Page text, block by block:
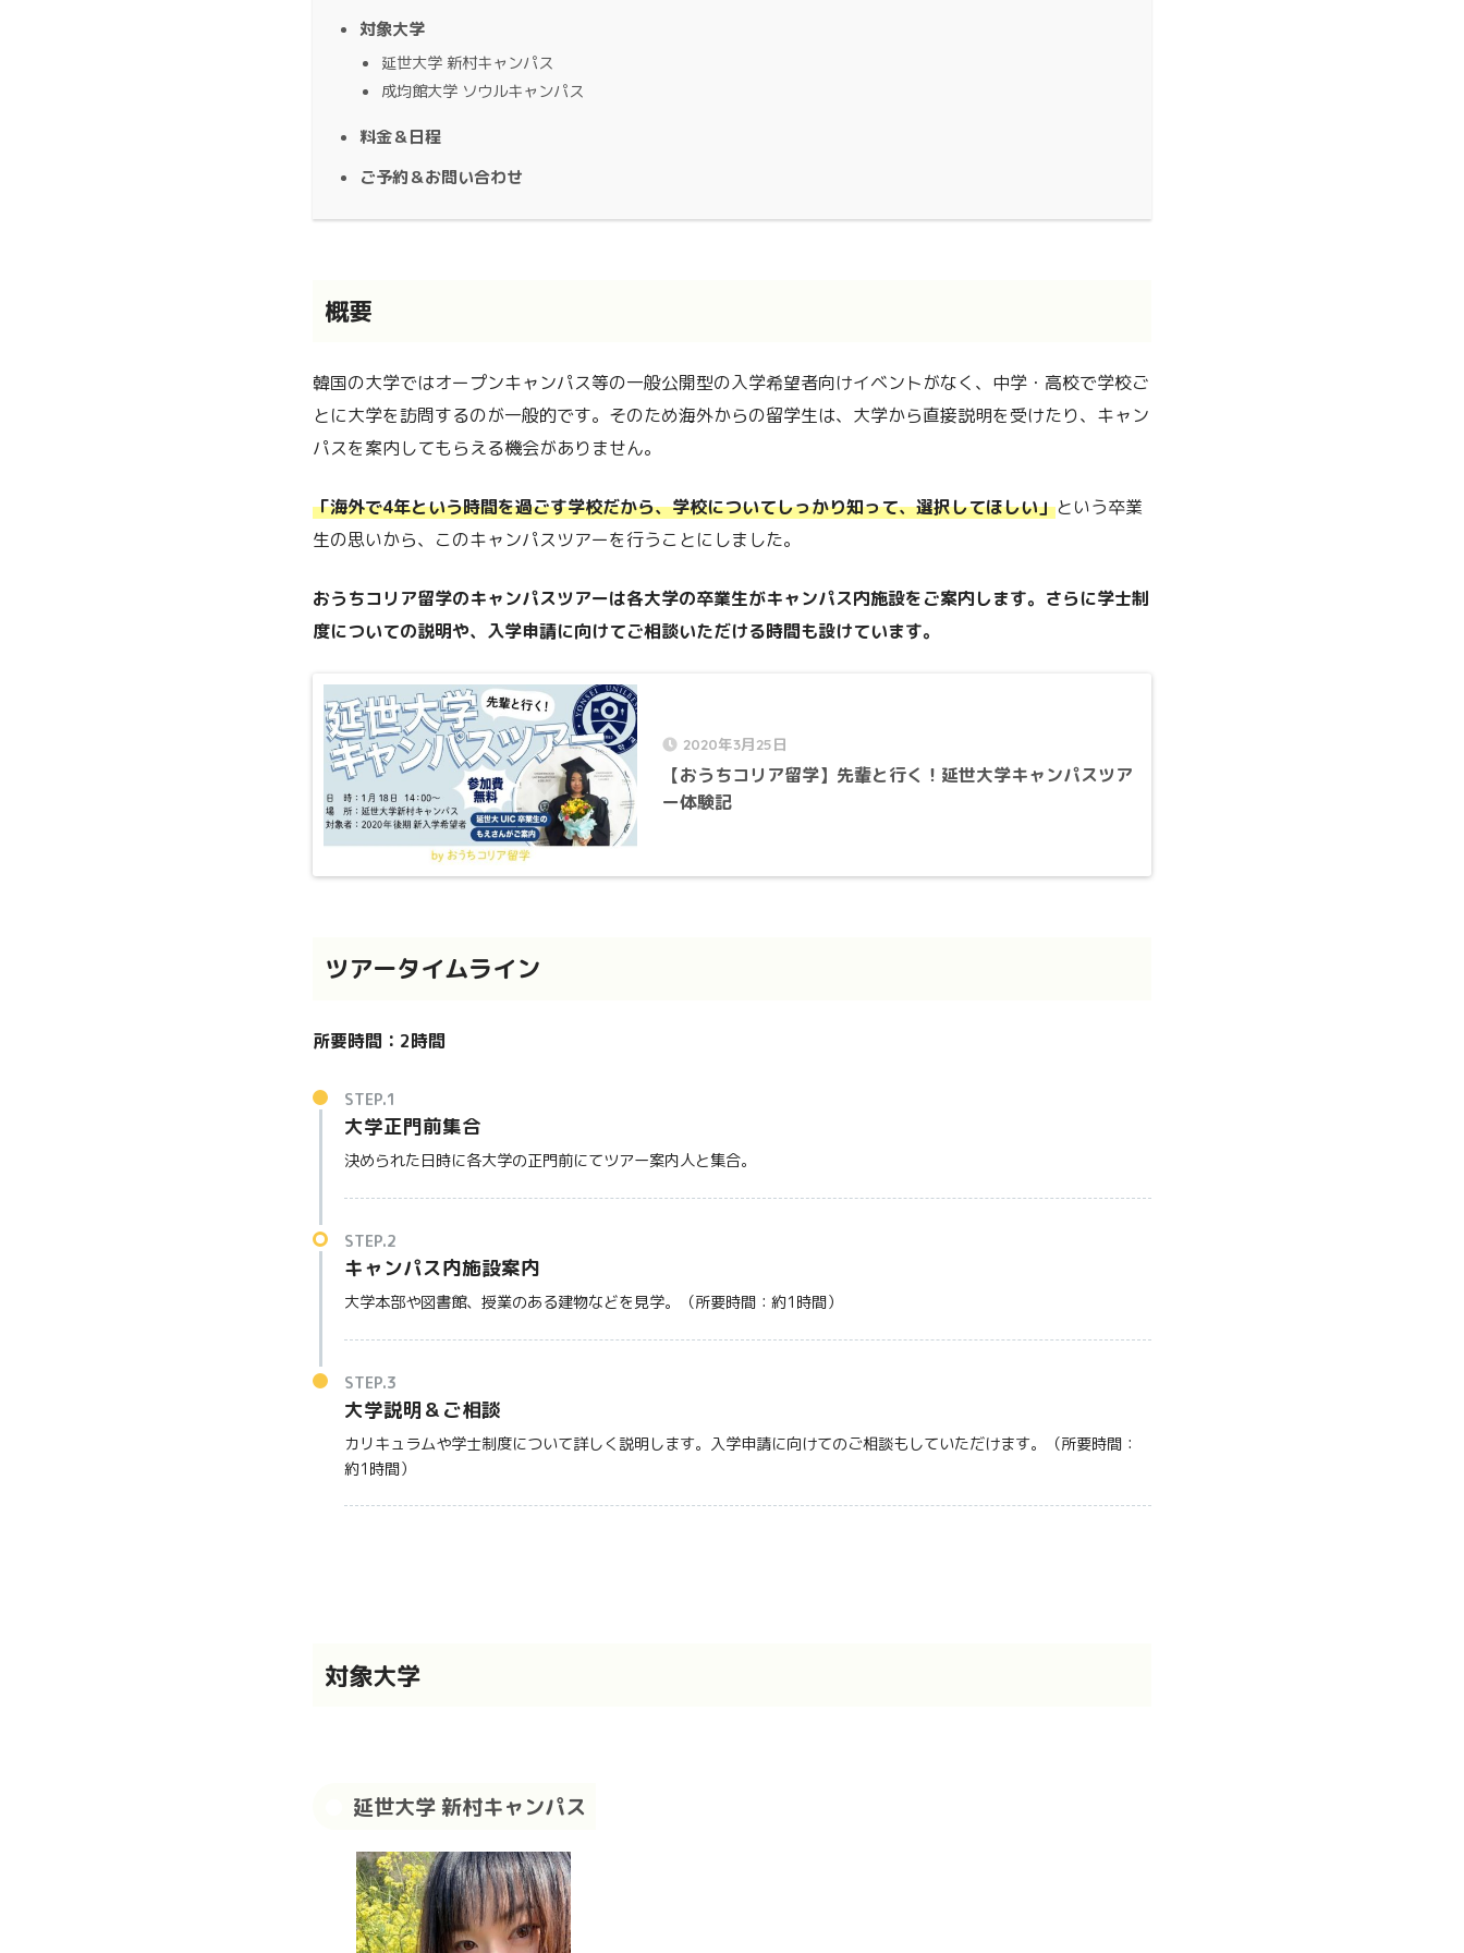
対象大学
延世大学 新村キャンパス
成均館大学 ソウルキャンパス
料金＆日程
ご予約＆お問い合わせ
概要
韓国の大学ではオープンキャンパス等の一般公開型の入学希望者向けイベントがなく、中学・高校で学校ご
とに大学を訪問するのが一般的です。そのため海外からの留学生は、大学から直接説明を受けたり、キャン
パスを案内してもらえる機会がありません。
「海外で4年という時間を過ごす学校だから、学校についてしっかり知って、選択してほしい」という卒業
生の思いから、このキャンパスツアーを行うことにしました。
おうちコリア留学のキャンパスツアーは各大学の卒業生がキャンパス内施設をご案内します。さらに学士制
度についての説明や、入学申請に向けてご相談いただける時間も設けています。
2020年3月25日
【おうちコリア留学】先輩と行く！延世大学キャンパスツア
ー体験記
ツアータイムライン
所要時間：2時間
STEP.1
大学正門前集合
決められた日時に各大学の正門前にてツアー案内人と集合。
STEP.2
キャンパス内施設案内
大学本部や図書館、授業のある建物などを見学。（所要時間：約1時間）
STEP.3
大学説明＆ご相談
カリキュラムや学士制度について詳しく説明します。入学申請に向けてのご相談もしていただけます。（所要時間：
約1時間）
対象大学
延世大学 新村キャンパス